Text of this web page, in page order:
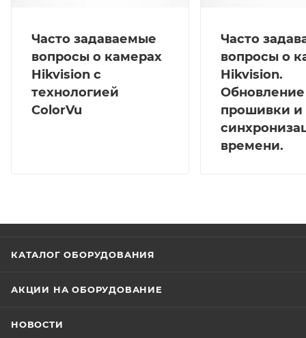
Часто задаваемые
вопросы о камерах
Hikvision с
технологией
ColorVu
Часто
вопросы о
Hikvision.
Обновление
прошивки и
времени.
КАТАЛОГ ОБОРУДОВАНИЯ
АКЦИИ НА ОБОРУДОВАНИЕ
НОВОСТИ